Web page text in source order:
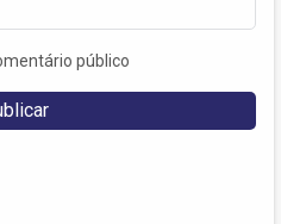
público